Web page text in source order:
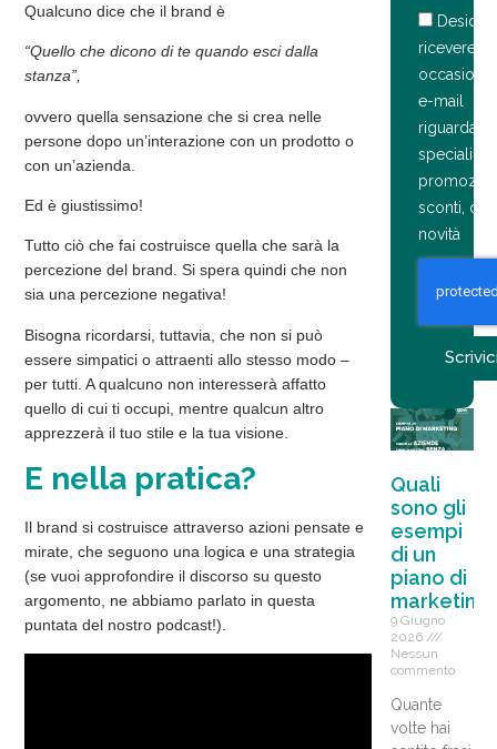
Qualcuno dice che il brand è
“Quello che dicono di te quando esci dalla
stanza”,
ovvero quellasensazione che si crea nelle
persone dopo un’interazione con un prodotto o
con un’azienda.
Ed è giustissimo!
Tutto ciò che fai costruisce quella che sarà la
percezione del brand. Si spera quindi che non
sia una percezione negativa!
Bisogna ricordarsi, tuttavia, che non si può
essere simpatici o attraenti allo stesso modo –
per tutti. A qualcuno non interesserà affatto
quello di cui ti occupi, mentre qualcun altro
apprezzerà il tuo stile e la tua visione.
E nella pratica?
Il brand si costruisce attraverso azioni pensate e
mirate, che seguono una logica e unastrategia
(se vuoi approfondire il discorso su questo
argomento, ne abbiamo parlato in questa
puntata del nostro podcast!).
ricevere
e-mail
riguardanti
speciali
sconti,
novità
Quali
sono gli
esempi
di un
piano di
9 Giugno
2026
Nessun
commento
Quante
volte hai